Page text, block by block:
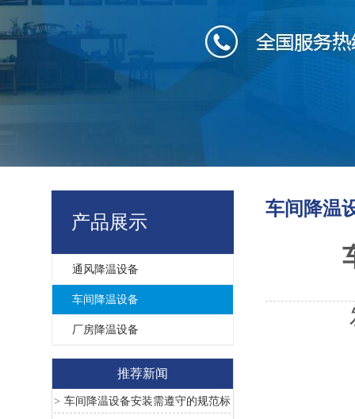
产品展示
通风降温设备
车间降温设备
厂房降温设备
推荐新闻
> 车间降温设备安装需遵守的规范标
车间降温